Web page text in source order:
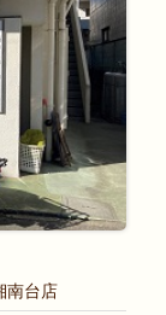
南台店